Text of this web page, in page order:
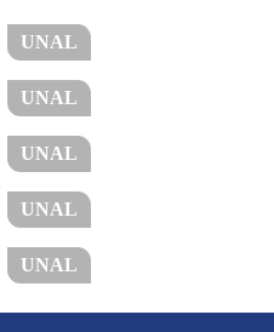
UNAL
UNAL
UNAL
UNAL
UNAL